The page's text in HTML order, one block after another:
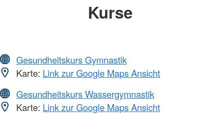
Kurse
Gesundheitskurs Gymnastik
Karte: Link zur Google Maps Ansicht
Gesundheitskurs Wassergymnastik
Karte: Link zur Google Maps Ansicht